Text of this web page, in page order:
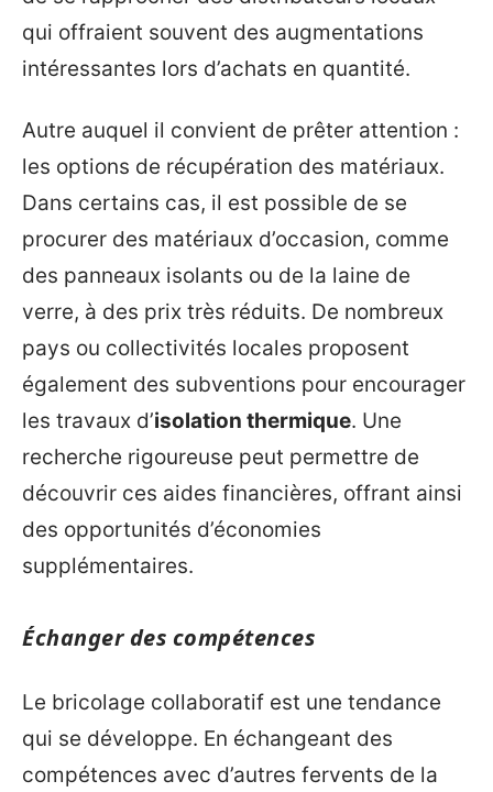
qui offraient souvent des augmentations
intéressantes lors d’achats en quantité.
Autre auquel il convient de prêter attention :
les options de récupération des matériaux.
Dans certains cas, il est possible de se
procurer des matériaux d’occasion, comme
des panneaux isolants ou de la laine de
verre, à des prix très réduits. De nombreux
pays ou collectivités locales proposent
également des subventions pour encourager
les travaux d’isolation thermique. Une
recherche rigoureuse peut permettre de
découvrir ces aides financières, offrant ainsi
des opportunités d’économies
supplémentaires.
Échanger des compétences
Le bricolage collaboratif est une tendance
qui se développe. En échangeant des
compétences avec d’autres fervents de la